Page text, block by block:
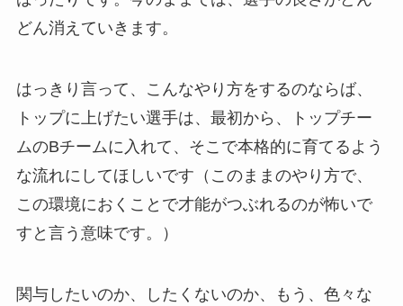
どん消えていきます。
はっきり言って、こんなやり方をするのならば、
トップに上げたい選手は、最初から、トップチー
ムのBチームに入れて、そこで本格的に育てるよう
な流れにしてほしいです（このままのやり方で、
この環境におくことで才能がつぶれるのが怖いで
すと言う意味です。）
関与したいのか、したくないのか、もう、色々な